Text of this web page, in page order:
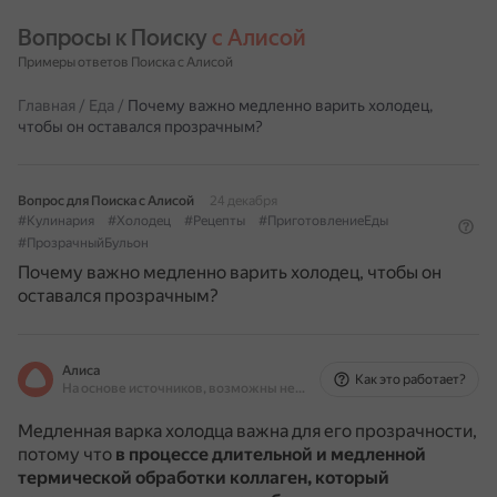
Вопросы к Поиску с Алисой
Примеры ответов Поиска с Алисой
Главная / Еда / Почему важно медленно варить холодец,
чтобы он оставался прозрачным?
Вопрос для Поиска с Алисой
24 декабря
#Кулинария
#Холодец #Рецепты
#ПриготовлениеЕды
#ПрозрачныйБульон
Почему важно медленно варить холодец, чтобы он
оставался прозрачным?
Алиса
На основе источников, возможны неточности
Как это работает?
Медленная варка холодца важна для его прозрачности,
потому что в процессе длительной и медленной
термической обработки коллаген, который